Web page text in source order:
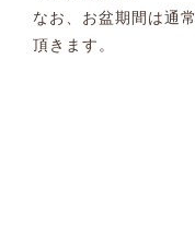
なお、お盆期間は通
頂きます。